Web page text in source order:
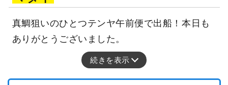
真鯛狙いのひとつテンヤ午前便で出船！本日も
ありがとうございました。
続きを表示